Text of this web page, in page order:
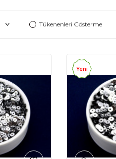
Tükenenleri Gösterme
Yeni